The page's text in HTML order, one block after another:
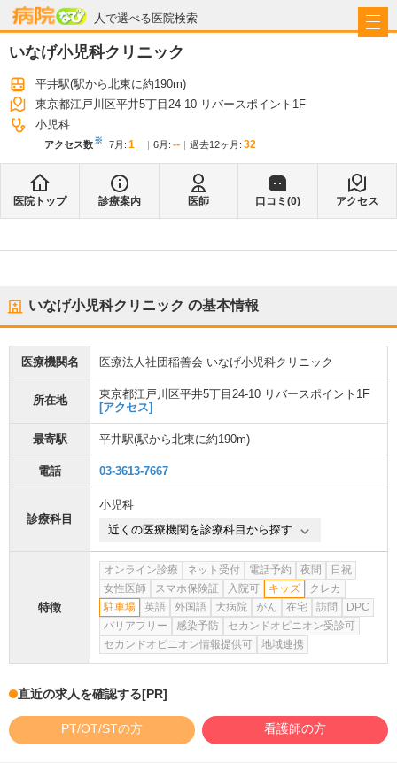
人で選べる医院検索
病院なび
いなげ小児科クリニック
平井駅(駅から北東に約190m)
東京都江戸川区平井5丁目24-10 リバースポイント1F
小児科
アクセス数※ 7月 : 1 6月 : -- 過去12ヶ月: 32
医院トップ 診療案内 医師 口コミ(0) アクセス
いなげ小児科クリニック の基本情報
医療機関名 医療法人社団稲善会 いなげ小児科クリニック
所在地
東京都江戸川区平井5丁目24-10 リバースポイント1F
[アクセス]
最寄駅 平井駅(駅から北東に約190m)
電話 03-3613-7667
診療科目
小児科
近くの医療機関を診療科目から探す
特徴
オンライン診療 ネット受付 電話予約 夜間
日祝
女性医師
スマホ保険証 入院可 キッズ
クレカ
駐車場
英語 外国語 大病院 がん 在宅 訪問
DPC
バリアフリー
感染予防
セカンドオピニオン受診可
セカンドオピニオン情報提供可
地域連携
直近の求人を確認する[PR]
PT/OT/STの方 看護師の方